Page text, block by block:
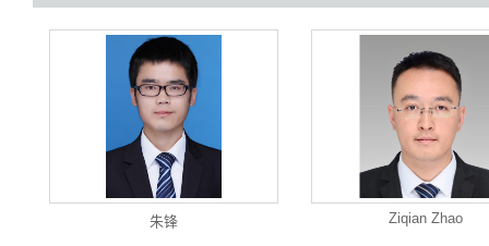
朱锋 Ziqian Zhao